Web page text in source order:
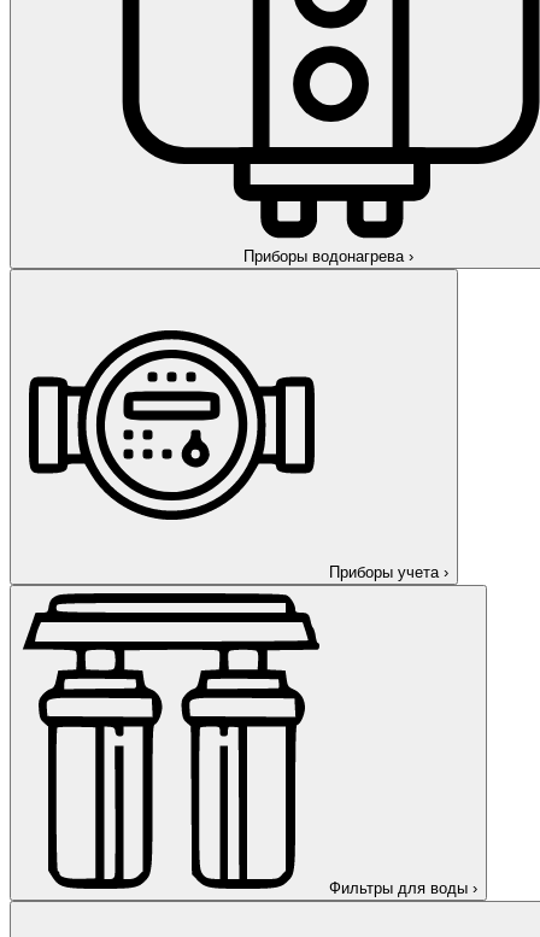
Приборы водонагрева ›
Приборы учета ›
Фильтры для воды ›